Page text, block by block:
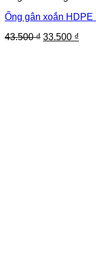
Ống gân xoắn HDPE
43.500₫ Giá
33.500 ₫